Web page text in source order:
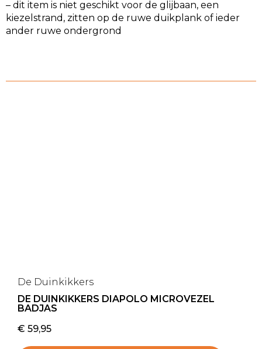
– dit item is niet geschikt voor de glijbaan, een
kiezelstrand, zitten op de ruwe duikplank of ieder
ander ruwe ondergrond
De Duinkikkers
DE DUINKIKKERS DIAPOLO MICROVEZEL
BADJAS
€ 59,95